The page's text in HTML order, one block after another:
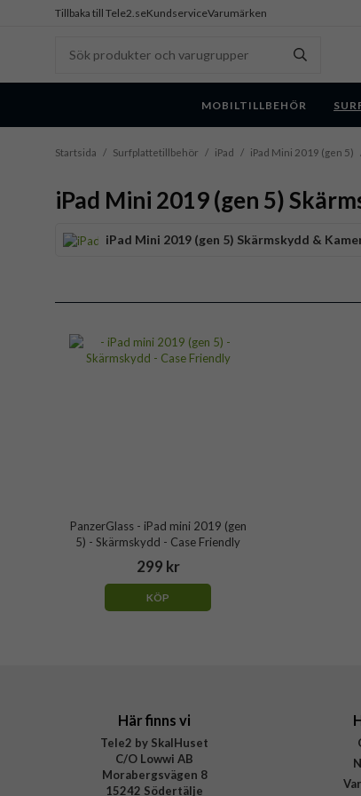
Tillbaka till Tele2.seKundserviceVarumärken
MOBILTILLBEHÖR
Startsida / Surfplattetillbehör / iPad / iPad Mini 2019 (gen 5)
iPad Mini 2019 (gen 5)
iPad Mini 2019 (gen 5) Skärmskydd &
PanzerGlass - iPad mini 2019 (gen
5) - Skärmskydd - Case Friendly
299 kr
KÖP
Här finns vi
Tele2 by SkalHuset
C/O Lowwi AB
Morabergsvägen 8
15242 Södertälje